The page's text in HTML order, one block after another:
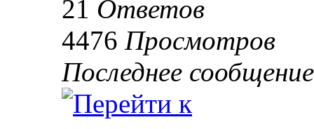
21 Ответов
4476 Просмотров
Последнее